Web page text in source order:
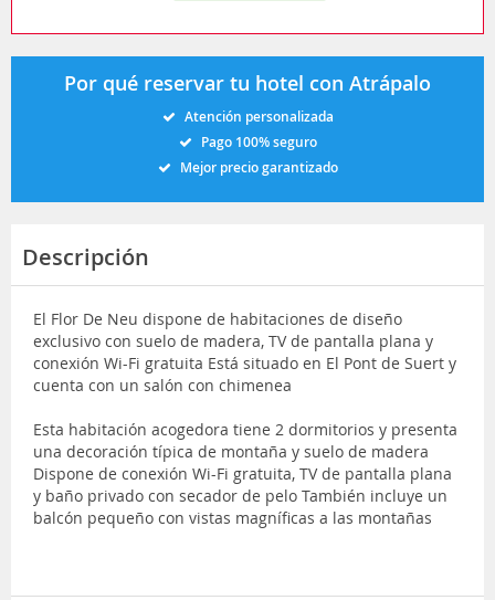
Por qué reservar tu hotel con Atrápalo
Atención personalizada
Pago 100% seguro
Mejor precio garantizado
Descripción
El Flor De Neu dispone de habitaciones de diseño
exclusivo con suelo de madera, TV de pantalla plana y
conexión Wi-Fi gratuita Está situado en El Pont de Suert y
cuenta con un salón con chimenea
Esta habitación acogedora tiene 2 dormitorios y presenta
una decoración típica de montaña y suelo de madera
Dispone de conexión Wi-Fi gratuita, TV de pantalla plana
y baño privado con secador de pelo También incluye un
balcón pequeño con vistas magníficas a las montañas